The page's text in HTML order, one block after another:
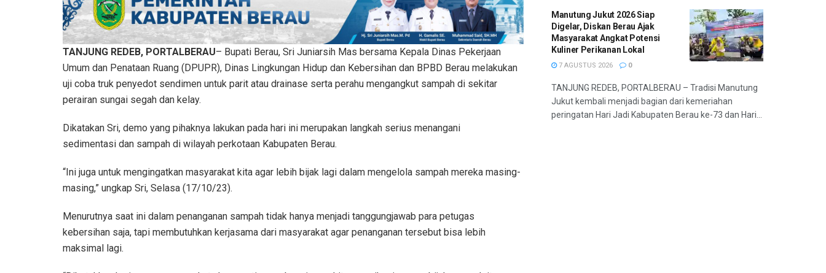
TANJUNG REDEB, PORTALBERAU– Bupati Berau, Sri Juniarsih Mas bersama Kepala Dinas Pekerjaan
Umum dan Penataan Ruang (DPUPR), Dinas Lingkungan Hidup dan Kebersihan dan BPBD Berau melakukan
uji coba truk penyedot sendimen untuk parit atau drainase serta perahu mengangkut sampah di sekitar
perairan sungai segah dan kelay.
Dikatakan Sri, demo yang pihaknya lakukan pada hari ini merupakan langkah serius menangani
sedimentasi dan sampah di wilayah perkotaan Kabupaten Berau.
“Ini juga untuk mengingatkan masyarakat kita agar lebih bijak lagi dalam mengelola sampah mereka masing-
masing,” ungkap Sri, Selasa (17/10/23).
Menurutnya saat ini dalam penanganan sampah tidak hanya menjadi tanggungjawab para petugas
kebersihan saja, tapi membutuhkan kerjasama dari masyarakat agar penanganan tersebut bisa lebih
maksimal lagi.
Manutung Jukut 2026 Siap
Digelar, Diskan Berau Ajak
Masyarakat Angkat Potensi
Kuliner Perikanan Lokal
7 AGUSTUS 2026 0
TANJUNG REDEB, PORTALBERAU – Tradisi Manutung
Jukut kembali menjadi bagian dari kemeriahan
peringatan Hari Jadi Kabupaten Berau ke-73 dan Hari...